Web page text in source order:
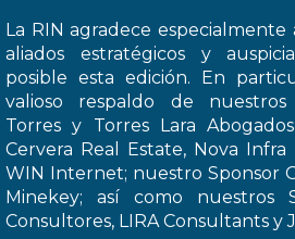
La RIN agradece especialmente
aliados estratégicos y
posible esta edición. En
valioso respaldo de nuestros
Torres y Torres Lara
Cervera Real Estate, Nova
WIN Internet; nuestro Sponsor
Minekey; así como nuestros
Consultores, LIRA Consultants y